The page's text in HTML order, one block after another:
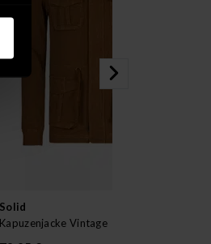
Solid
Kapuzenjacke Vintage